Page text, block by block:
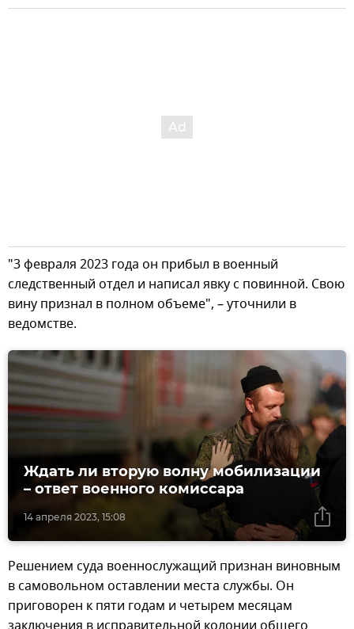
"3 февраля 2023 года он прибыл в военный
следственный отдел и написал явку с повинной. Свою
вину признал в полном объеме", – уточнили в
ведомстве.
14 апреля 2023, 15:08
Ждать ли вторую волну мобилизации
– ответ военного комиссара
Решением суда военнослужащий признан виновным
в самовольном оставлении места службы. Он
приговорен к пяти годам и четырем месяцам